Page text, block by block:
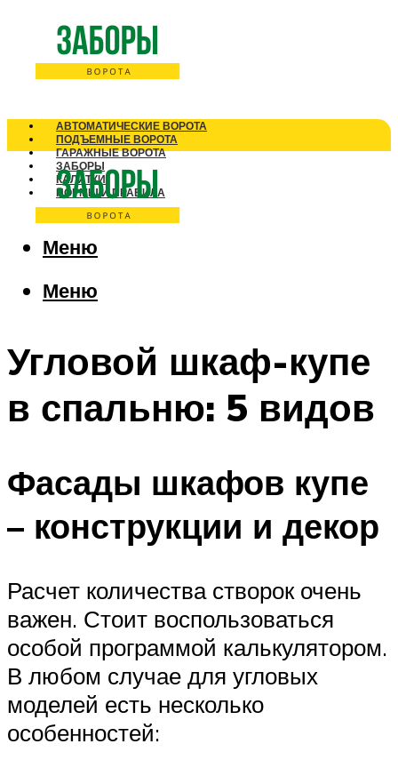
АВТОМАТИЧЕСКИЕ ВОРОТА
ПОДЪЕМНЫЕ ВОРОТА
ГАРАЖНЫЕ ВОРОТА
ЗАБОРЫ
КАЛИТКИ
НОРМЫ И ПРАВИЛА
Меню
Меню
Угловой шкаф-купе
в спальню: 5 видов
Фасады шкафов купе
– конструкции и декор
Расчет количества створок очень
важен. Стоит воспользоваться
особой программой калькулятором.
В любом случае для угловых
моделей есть несколько
особенностей: